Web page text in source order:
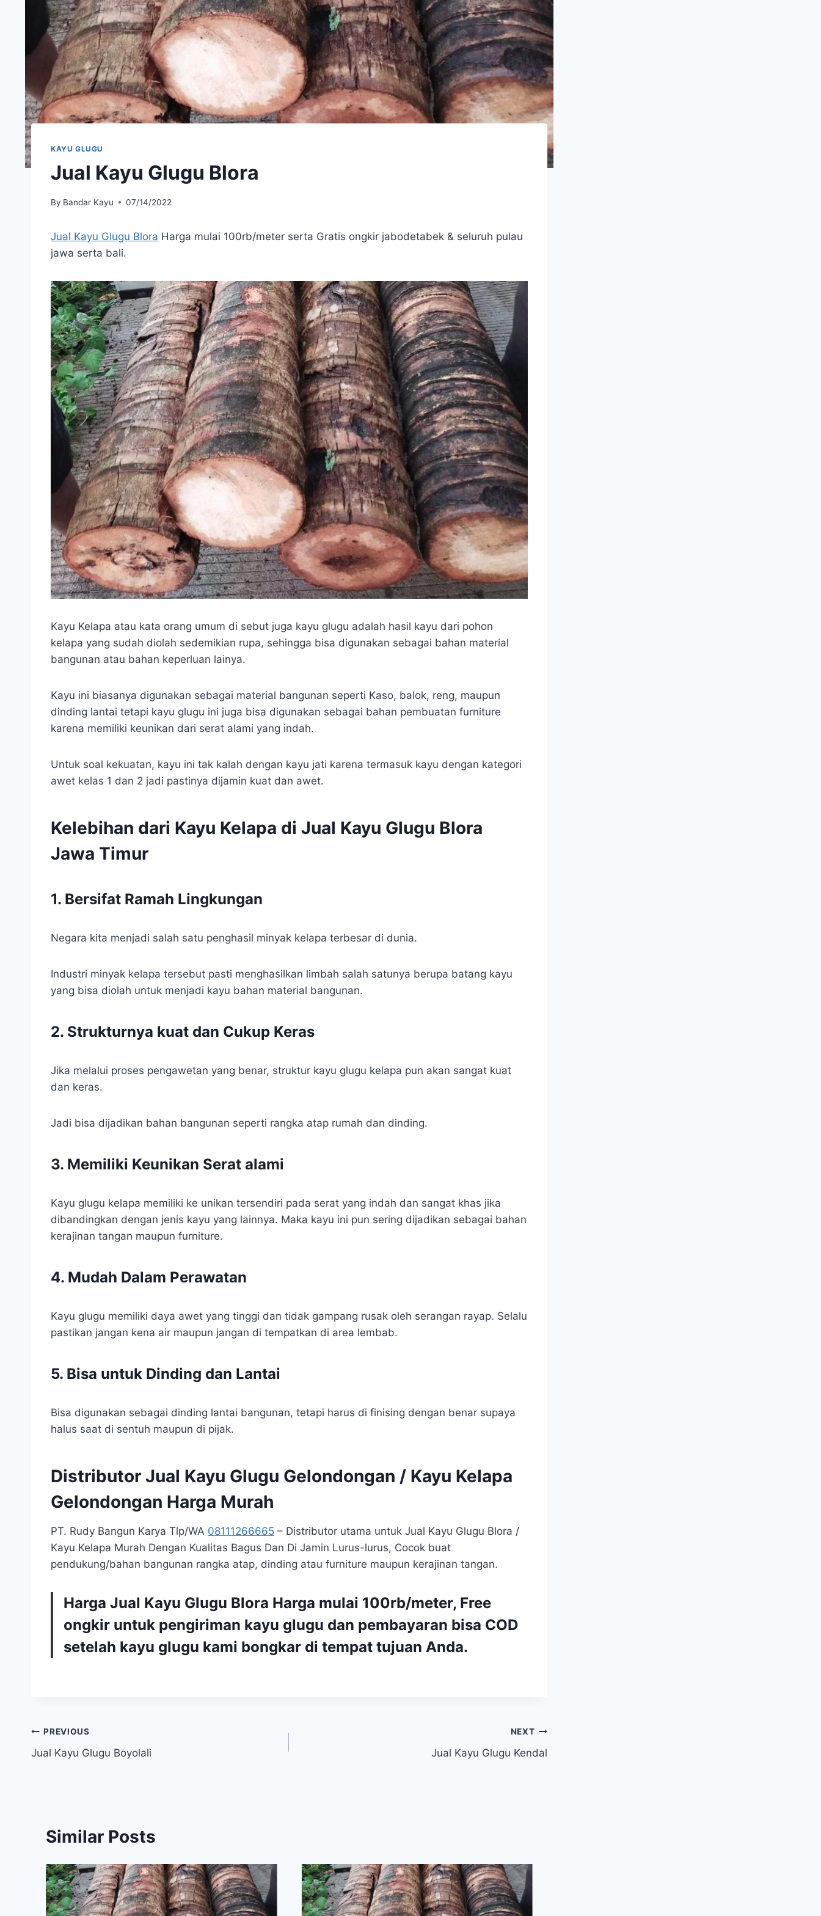
KAYU GLUGU
Jual Kayu Glugu Blora
By Bandar Kayu 07/14/2022
Jual Kayu Glugu Blora Harga mulai 100rb/meter serta Gratis ongkir jabodetabek & seluruh pulau
jawa serta bali.
Kayu Kelapa atau kata orang umum di sebut juga kayu glugu adalah hasil kayu dari pohon
kelapa yang sudah diolah sedemikian rupa, sehingga bisa digunakan sebagai bahan material
bangunan atau bahan keperluan lainya.
Kayu ini biasanya digunakan sebagai material bangunan seperti Kaso, balok, reng, maupun
dinding lantai tetapi kayu glugu ini juga bisa digunakan sebagai bahan pembuatan furniture
karena memiliki keunikan dari serat alami yang indah.
Untuk soal kekuatan, kayu ini tak kalah dengan kayu jati karena termasuk kayu dengan kategori
awet kelas 1 dan 2 jadi pastinya dijamin kuat dan awet.
Kelebihan dari Kayu Kelapa di Jual Kayu Glugu Blora
Jawa Timur
1. Bersifat Ramah Lingkungan
Negara kita menjadi salah satu penghasil minyak kelapa terbesar di dunia.
Industri minyak kelapa tersebut pasti menghasilkan limbah salah satunya berupa batang kayu
yang bisa diolah untuk menjadi kayu bahan material bangunan.
2. Strukturnya kuat dan Cukup Keras
Jika melalui proses pengawetan yang benar, struktur kayu glugu kelapa pun akan sangat kuat
dan keras.
Jadi bisa dijadikan bahan bangunan seperti rangka atap rumah dan dinding.
3. Memiliki Keunikan Serat alami
Kayu glugu kelapa memiliki ke unikan tersendiri pada serat yang indah dan sangat khas jika
dibandingkan dengan jenis kayu yang lainnya. Maka kayu ini pun sering dijadikan sebagai bahan
kerajinan tangan maupun furniture.
4. Mudah Dalam Perawatan
Kayu glugu memiliki daya awet yang tinggi dan tidak gampang rusak oleh serangan rayap. Selalu
pastikan jangan kena air maupun jangan di tempatkan di area lembab.
5. Bisa untuk Dinding dan Lantai
Bisa digunakan sebagai dinding lantai bangunan, tetapi harus di finising dengan benar supaya
halus saat di sentuh maupun di pijak.
Distributor Jual Kayu Glugu Gelondongan / Kayu Kelapa
Gelondongan Harga Murah
PT. Rudy Bangun Karya Tlp/WA 08111266665 – Distributor utama untuk Jual Kayu Glugu Blora /
Kayu Kelapa Murah Dengan Kualitas Bagus Dan Di Jamin Lurus-lurus, Cocok buat
pendukung/bahan bangunan rangka atap, dinding atau furniture maupun kerajinan tangan.
Harga Jual Kayu Glugu Blora Harga mulai 100rb/meter, Free
ongkir untuk pengiriman kayu glugu dan pembayaran bisa COD
setelah kayu glugu kami bongkar di tempat tujuan Anda.
Navigasi
pos
PREVIOUS
Jual Kayu Glugu Boyolali
NEXT
Jual Kayu Glugu Kendal
Similar Posts